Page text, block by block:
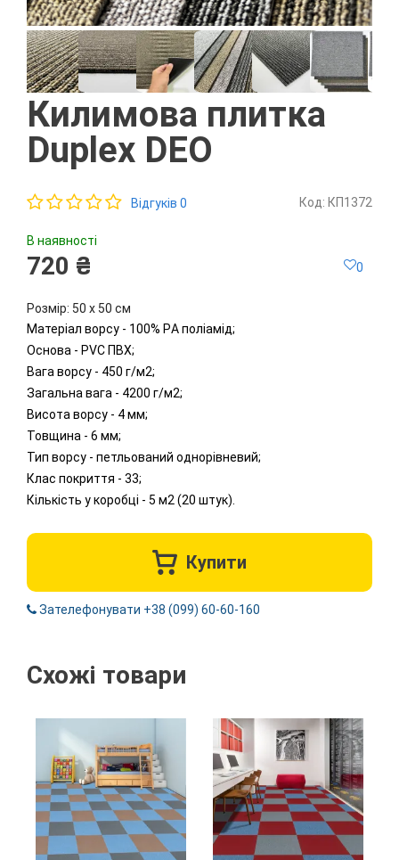
Килимова плитка
Duplex DEO
Відгуків 0 Код: КП1372
В наявності
720 ₴ 0
Розмір: 50 х 50 см
Матеріал ворсу - 100% PА поліамід;
Основа - PVC ПВХ;
Вага ворсу - 450 г/м2;
Загальна вага - 4200 г/м2;
Висота ворсу - 4 мм;
Товщина - 6 мм;
Тип ворсу - петльований однорівневий;
Клас покриття - 33;
Кількість у коробці - 5 м2 (20 штук).
Купити
Зателефонувати +38 (099) 60-60-160
Схожі товари